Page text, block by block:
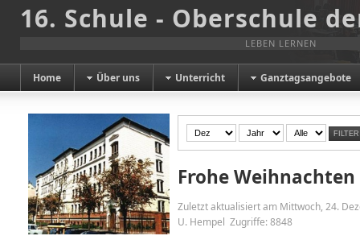
16. Schule - Oberschule
LEBEN LERNEN
Home Über uns Unterricht Ganztagsangebote
FILTER
Frohe Weihnachten
Zuletzt aktualisiert am Mittwoch, 24.
U. Hempel Zugriffe: 8848